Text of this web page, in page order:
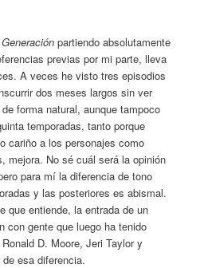
partiendo absolutamente
previas por mi parte, lleva
A veces he visto tres episodios
dos meses largos sin ver
forma natural, aunque tampoco
temporadas, tanto porque
cariño a los personajes como
mejora. No sé cuál será la opinión
para mí la diferencia de tono
y las posteriores es abismal.
que entiende, la entrada de un
con gente que luego ha tenido
D. Moore, Jeri Taylor y
esa diferencia.